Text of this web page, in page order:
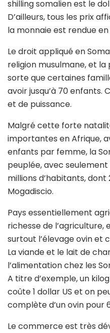
shilling somalien est le
D’ailleurs, tous les prix
la monnaie est rendue
Le droit appliqué en
religion musulmane, et
sorte que certaines
avoir jusqu’à 70 enfants.
et de puissance.
Malgré cette forte
importantes en Afrique,
enfants par femme, la
peuplée, avec
millions d’habitants,
Mogadiscio.
Pays essentiellement
richesse de
surtout l’élevage ovin et
La viande et le lait de
l’alimentation chez les
A titre d’exemple, un
coûte 1 dollar US et on
complète d’un ovin pour
Le commerce est très